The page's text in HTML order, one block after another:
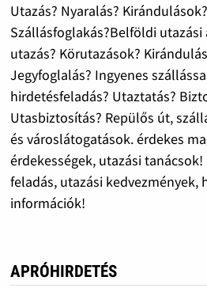
Utazás? Nyaralás?
Szállásfoglakás?Belföldi
utazás? Körutazások?
Jegyfoglalás? Ingyenes
hirdetésfeladás? Utaztatás?
Utasbiztosítás? Repülős út,
és városlátogatások. érdekes
érdekességek, utazási
feladás, utazási kedvezmények,
információk!
APRÓHIRDETÉS